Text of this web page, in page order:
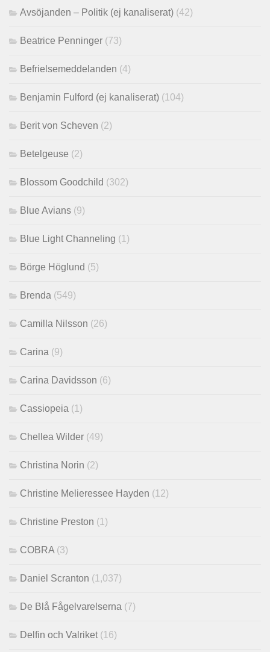
Avsöjanden – Politik (ej kanaliserat) (42)
Beatrice Penninger (73)
Befrielsemeddelanden (4)
Benjamin Fulford (ej kanaliserat) (104)
Berit von Scheven (2)
Betelgeuse (2)
Blossom Goodchild (302)
Blue Avians (9)
Blue Light Channeling (1)
Börge Höglund (5)
Brenda (549)
Camilla Nilsson (26)
Carina (9)
Carina Davidsson (6)
Cassiopeia (1)
Chellea Wilder (49)
Christina Norin (2)
Christine Melieressee Hayden (12)
Christine Preston (1)
COBRA (3)
Daniel Scranton (1,037)
De Blå Fågelvarelserna (7)
Delfin och Valriket (16)